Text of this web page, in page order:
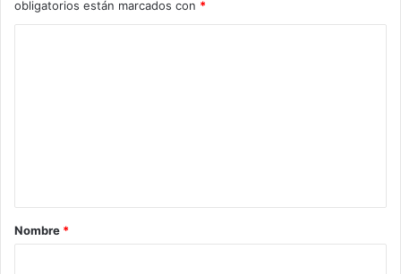
obligatorios están marcados con *
rNombre *